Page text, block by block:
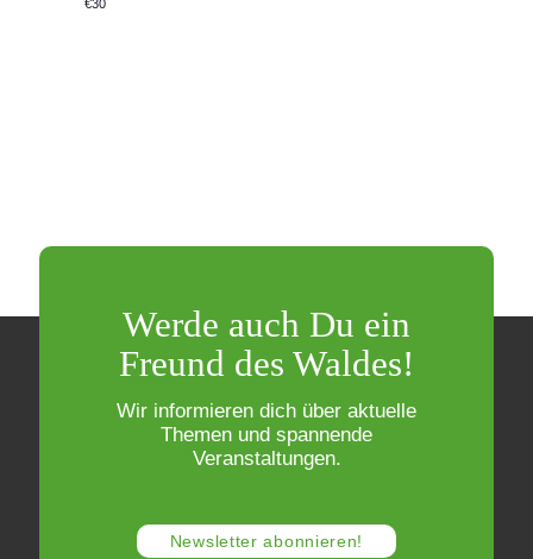
€30
Werde auch Du ein
Freund des Waldes!
Wir informieren dich über aktuelle
Themen und spannende
Veranstaltungen.
Newsletter abonnieren!